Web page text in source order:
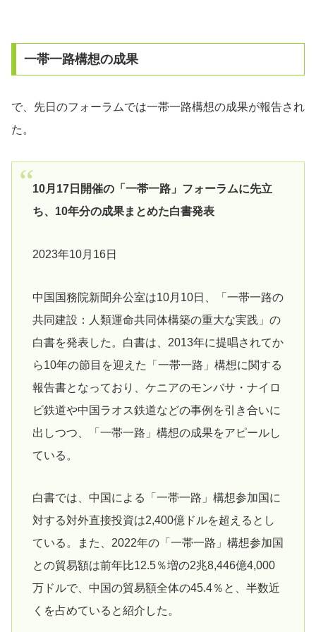
一帯一路構想の成果
で、先日のフォーラムでは一帯一路構想の成果が報告され
た。
10月17日開催の「一帯一路」フォーラムに先立
ち、10年分の成果まとめた白書発表
2023年10月16日
中国国務院新聞弁公室は10月10日、「一帯一路の
共同建設：人類運命共同体構築の重大な実践」の
白書を発表した。白書は、2013年に提唱されてか
ら10年の節目を迎えた「一帯一路」構想に関する
報告書となっており、ケニアのモンバサ・ナイロ
ビ鉄道や中国ラオス鉄道などの事例を引き合いに
出しつつ、「一帯一路」構想の成果をアピールし
ている。
白書では、中国による「一帯一路」構想参加国に
対する対外直接投資は2,400億ドルを超えるとし
ている。また、2022年の「一帯一路」構想参加国
との貿易額は前年比12.5％増の2兆8,446億4,000
万ドルで、中国の貿易額全体の45.4％と、半数近
くを占めていると紹介した。